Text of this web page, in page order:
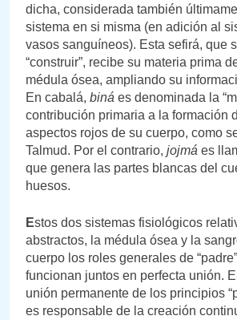
dicha, considerada también
sistema en si misma (en adición al
vasos sanguíneos). Esta sefirá, que
“construir”, recibe su materia prima
médula ósea, ampliando su
En cabalá, biná es denominada la
contribución primaria a la formación
aspectos rojos de su cuerpo, como
Talmud. Por el contrario, jojmá es
que genera las partes blancas del
huesos.
Estos dos sistemas fisiológicos
abstractos, la médula ósea y la
cuerpo los roles generales de
funcionan juntos en perfecta unión.
unión permanente de los principios
es responsable de la creación